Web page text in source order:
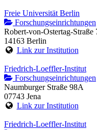
Freie Universität Berlin
Forschungseinrichtungen
Robert-von-Ostertag-Straße
14163 Berlin
Link zur Institution
Friedrich-Loeffler-Institut
Forschungseinrichtungen
Naumburger Straße 98A
07743 Jena
Link zur Institution
Friedrich-Loeffler-Institut